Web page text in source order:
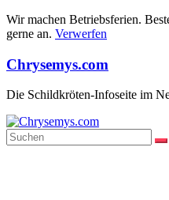
Wir machen Betriebsferien.
gerne an. Verwerfen
Zum
Inhalt
springen
Chrysemys.com
Die Schildkröten-Infoseite im